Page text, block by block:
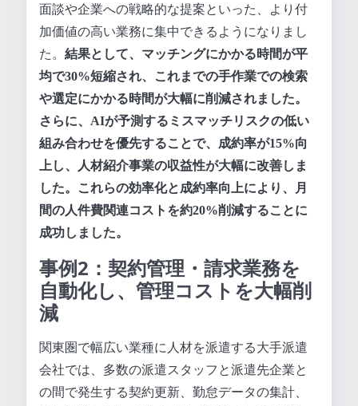
面談や企業への戦略的な提案といった、より付
加価値の高い業務に集中できるようになりまし
た。 結果として、マッチングにかかる時間が平
均で30%短縮され、これまでの手作業での検索
や選定にかかる時間が大幅に削減されました。
さらに、AIが予測するミスマッチリスクの低い
組み合わせを優先することで、成約率が15%向
上し、人材紹介事業の収益性が大幅に改善しま
した。これらの効率化と成約率向上により、月
間の人件費関連コストを約20%削減することに
成功しました。
事例2：契約管理・請求業務を
自動化し、管理コストを大幅削
減
関東圏で幅広い業種に人材を派遣する大手派遣
会社では、多数の派遣スタッフと派遣先企業と
の間で発生する契約更新、勤怠データの集計、